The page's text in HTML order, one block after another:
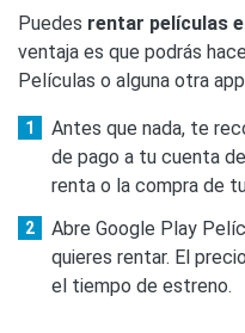
Puedes rentar películas
ventaja es que podrás
Películas o alguna otra
Antes que nada, te
de pago a tu cuenta
renta o la compra de
Abre Google Play
quieres rentar. El
el tiempo de estreno.